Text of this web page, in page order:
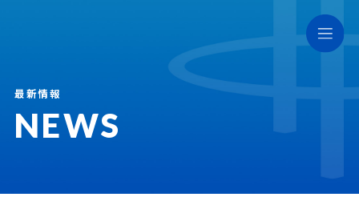
NEWS
最新情報